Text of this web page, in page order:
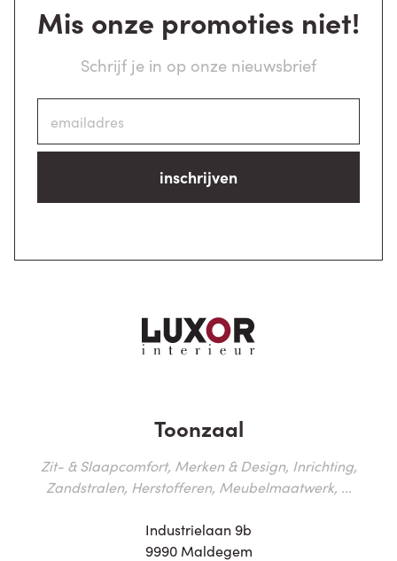
Mis onze promoties niet!
Schrijf je in op onze nieuwsbrief
inschrijven
Toonzaal
Zit- & Slaapcomfort, Merken & Design, Inrichting,
Zandstralen, Herstofferen, Meubelmaatwerk, ...
Industrielaan 9b
9990 Maldegem